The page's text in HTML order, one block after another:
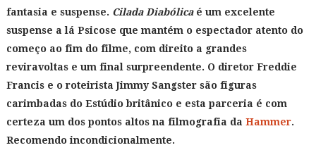
fantasia e suspense. Cilada Diabólicaé um excelente
suspense a lá Psicose que mantém o espectador atento do
começo ao fim do filme, com direito a grandes
reviravoltas e um final surpreendente. O diretor Freddie
Francis e o roteirista Jimmy Sangster são figuras
carimbadas do Estúdio britânico e esta parceria é com
certeza um dos pontos altos na filmografia da Hammer.
Recomendo incondicionalmente.